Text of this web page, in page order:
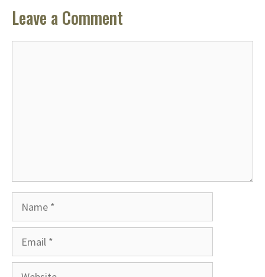
Leave a Comment
Website